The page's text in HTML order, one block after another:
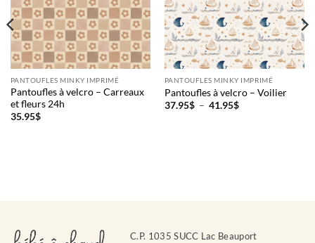
PANTOUFLES MINKY IMPRIMÉ
Pantoufles à velcro – Carreaux
et fleurs 24h
35.95$
PANTOUFLES MINKY IMPRIMÉ
Pantoufles à velcro – Voilier
37.95$ – 41.95$Plage
C.P. 1035 SUCC Lac Beauport